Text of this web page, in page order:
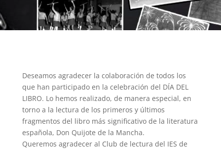
Deseamos agradecer la colaboración de todos los
que han participado en la celebración del DÍA DEL
LIBRO. Lo hemos realizado, de manera especial, en
torno a la lectura de los primeros y últimos
fragmentos del libro más significativo de la literatura
española, Don Quijote de la Mancha.
Queremos agradecer al Club de lectura del IES de